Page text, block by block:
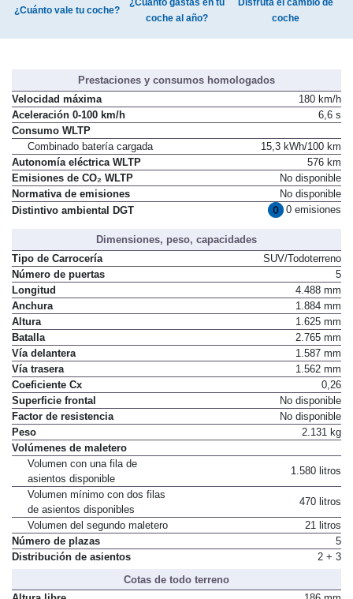
¿Cuánto gastas en tu
Disfruta el cambio de
Prestaciones y consumos homologados
Velocidad máxima
180 km/h
Aceleración 0-100 km/h
Consumo WLTP
Combinado batería cargada
15,3 kWh/100 km
Autonomía eléctrica WLTP
576 km
Emisiones de CO₂ WLTP
No disponible
Normativa de emisiones
No disponible
Dimensiones, peso, capacidades
Tipo de Carrocería
SUV/Todoterreno
Número de puertas
5
Longitud
4.488 mm
Anchura
1.884 mm
Altura
1.625 mm
Batalla
2.765 mm
Vía delantera
1.587 mm
Vía trasera
1.562 mm
Coeficiente Cx
0,26
Superficie frontal
No disponible
Factor de resistencia
No disponible
Peso
Volúmenes de maletero
Volumen con una fila de
asientos disponible
Volumen mínimo con dos filas
de asientos disponibles
Volumen del segundo maletero
21 litros
Número de plazas
5
Cotas de todo terreno